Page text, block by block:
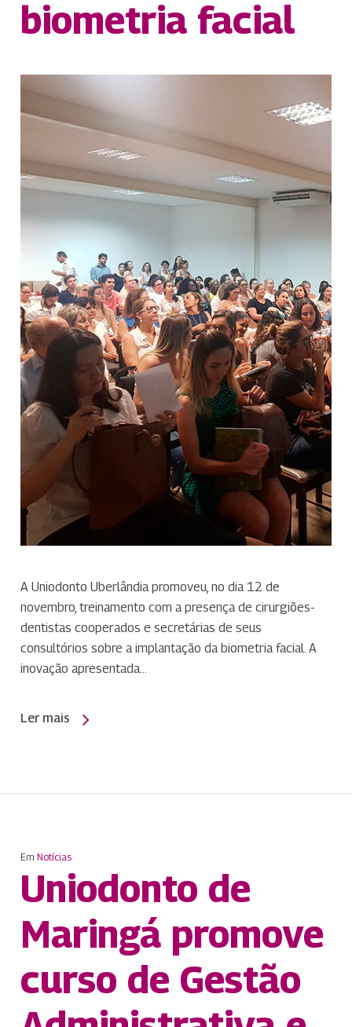
biometria facial
A Uniodonto Uberlândia promoveu, no dia 12 de
novembro, treinamento com a presença de cirurgiões-
dentistas cooperados e secretárias de seus
consultórios sobre a implantação da biometria facial. A
inovação apresentada…
Ler mais
Em Notícias
Uniodonto de
Maringá promove
curso de Gestão